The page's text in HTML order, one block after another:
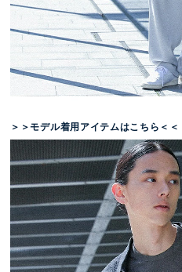
＞＞モデル着用アイテムはこちら＜＜